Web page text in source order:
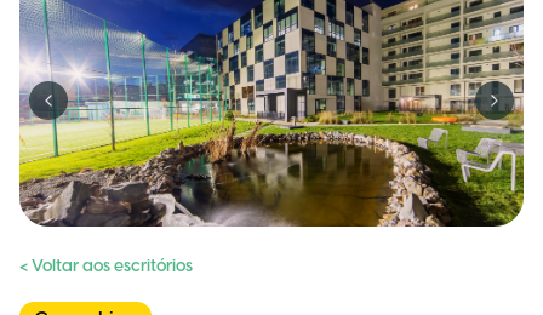
Previous slide Next
< Voltar aos escritórios